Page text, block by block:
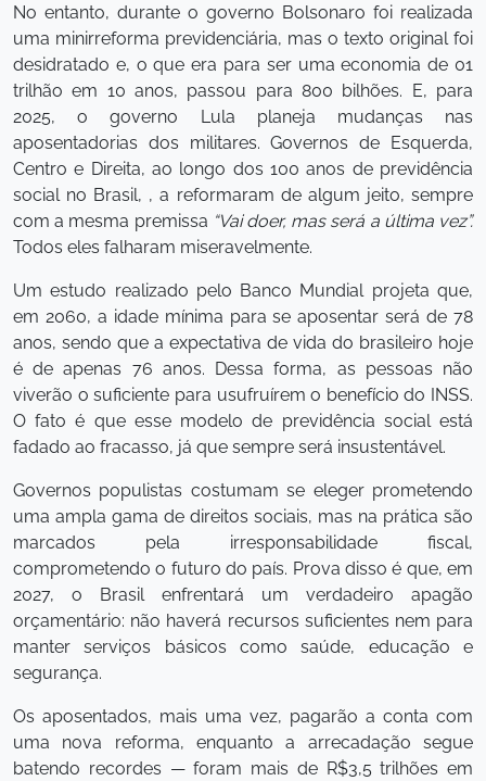
No entanto, durante o governo Bolsonaro foi realizada
uma minirreforma previdenciária, mas o texto original foi
desidratado e, o que era para ser uma economia de 01
trilhão em 10 anos, passou para 800 bilhões. E, para
2025, o governo Lula planeja mudanças nas
aposentadorias dos militares. Governos de Esquerda,
Centro e Direita, ao longo dos 100 anos de previdência
social no Brasil, , a reformaram de algum jeito, sempre
com a mesma premissa “Vai doer, mas será a última vez”.
Todos eles falharam miseravelmente.
Um estudo realizado pelo Banco Mundial projeta que,
em 2060, a idade mínima para se aposentar será de 78
anos, sendo que a expectativa de vida do brasileiro hoje
é de apenas 76 anos. Dessa forma, as pessoas não
viverão o suficiente para usufruírem o benefício do INSS.
O fato é que esse modelo de previdência social está
fadado ao fracasso, já que sempre será insustentável.
Governos populistas costumam se eleger prometendo
uma ampla gama de direitos sociais, mas na prática são
marcados pela irresponsabilidade fiscal,
comprometendo o futuro do país. Prova disso é que, em
2027, o Brasil enfrentará um verdadeiro apagão
orçamentário: não haverá recursos suficientes nem para
manter serviços básicos como saúde, educação e
segurança.
Os aposentados, mais uma vez, pagarão a conta com
uma nova reforma, enquanto a arrecadação segue
batendo recordes — foram mais de R$3,5 trilhões em